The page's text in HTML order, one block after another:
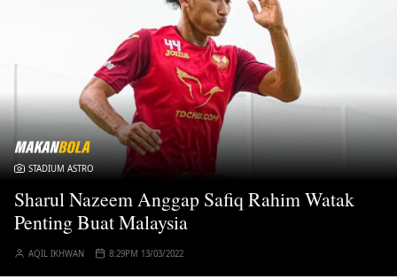
STADIUM ASTRO
Sharul Nazeem Anggap Safiq Rahim Watak
Penting Buat Malaysia
AQIL IKHWAN 8:29PM 13/03/2022